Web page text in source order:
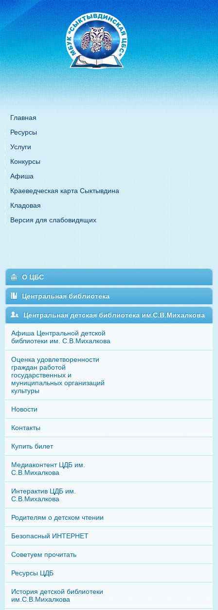
Главная
Ресурсы
Услуги
Конкурсы
Афиша
Краеведческая карта Сыктывдина
Кладовая
Версия для слабовидящих
О ЦБС
Центральная библиотека
Центральная детская библиотека им.С.В.Михалкова
Афиша Центральной детской
библиотеки им. С.В.Михалкова
Оценка удовлетворенности
граждан работой
государственных и
муниципальных организаций
культуры
Новости
Контакты
Купить билет
Медиаконтент ЦДБ им.
С.В.Михалкова
Интерактив ЦДБ им.
С.В.Михалкова
Родителям о детском чтении
Безопасный ИНТЕРНЕТ
Советуем прочитать
Ресурсы ЦДБ
История детской библиотеки
им.С.В.Михалкова